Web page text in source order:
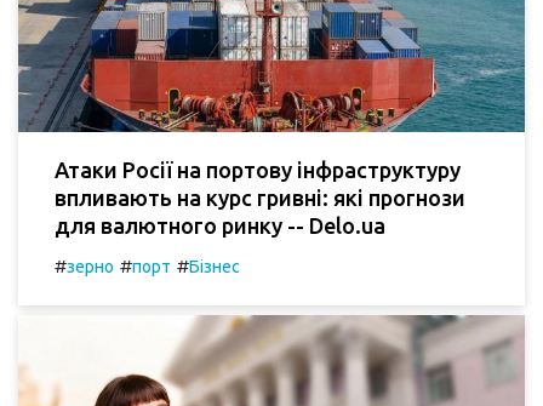
Атаки Росії на портову інфраструктуру
впливають на курс гривні: які прогнози
для валютного ринку -- Delo.ua
#зерно #порт #Бізнес